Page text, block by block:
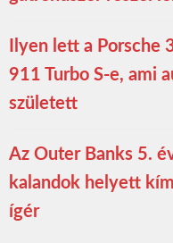
Ilyen lett a
911 Turbo S-e, ami
született
Az Outer Banks 5.
kalandok helyett
ígér